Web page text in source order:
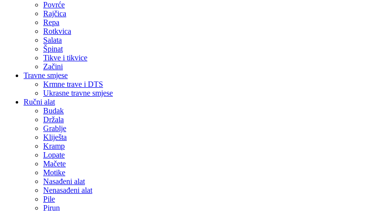
Povrće
Rajčica
Repa
Rotkvica
Salata
Špinat
Tikve i tikvice
Začini
Travne smjese
Krmne trave i DTS
Ukrasne travne smjese
Ručni alat
Budak
Držala
Grablje
Kliješta
Kramp
Lopate
Mačete
Motike
Nasađeni alat
Nenasađeni alat
Pile
Pirun